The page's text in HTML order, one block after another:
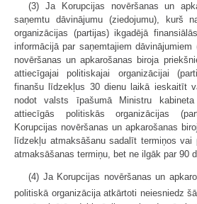
(3) Ja Korupcijas novēršanas un
saņemtu dāvinājumu (ziedojumu), kurš
organizācijas (partijas) ikgadējā
informācijā par saņemtajiem dāvinājumiem
novēršanas un apkarošanas biroja
attiecīgajai politiskajai organizācijai
finanšu līdzekļus 30 dienu laikā ieskaitīt
nodot valsts īpašumā Ministru
attiecīgās politiskās organizācijas
Korupcijas novēršanas un apkarošanas
līdzekļu atmaksāšanu sadalīt termiņos vai
atmaksāšanas termiņu, bet ne ilgāk par 90
(4) Ja Korupcijas novēršanas un
politiskā organizācija atkārtoti neiesniedz